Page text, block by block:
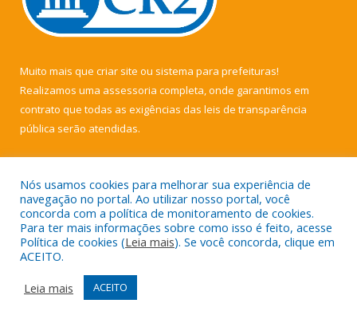
Muito mais que criar site ou sistema para prefeituras!
Realizamos uma assessoria completa, onde garantimos em
contrato que todas as exigências das leis de transparência
pública serão atendidas.
Todos os direitos reservados a Câmara Municipal de Muaná.
Mapa do Site
Acessar Área Administrativa
Acessar Webmail
Nós usamos cookies para melhorar sua experiência de
navegação no portal. Ao utilizar nosso portal, você
concorda com a política de monitoramento de cookies.
Para ter mais informações sobre como isso é feito, acesse
Política de cookies (Leia mais). Se você concorda, clique em
ACEITO.
Leia mais
ACEITO